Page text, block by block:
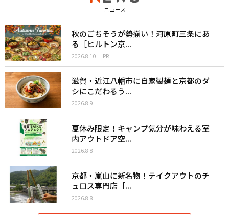
ニュース
秋のごちそうが勢揃い！河原町三条にあ
る［ヒルトン京...
2026.8.10 PR
滋賀・近江八幡市に自家製麺と京都のダ
シにこだわるう...
2026.8.9
夏休み限定！キャンプ気分が味わえる室
内アウトドア空...
2026.8.8
京都・嵐山に新名物！テイクアウトのチ
ュロス専門店［...
2026.8.8